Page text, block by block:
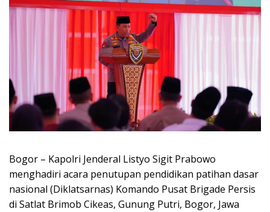
Bogor – Kapolri Jenderal Listyo Sigit Prabowo
menghadiri acara penutupan pendidikan patihan dasar
nasional (Diklatsarnas) Komando Pusat Brigade Persis
di Satlat Brimob Cikeas, Gunung Putri, Bogor, Jawa